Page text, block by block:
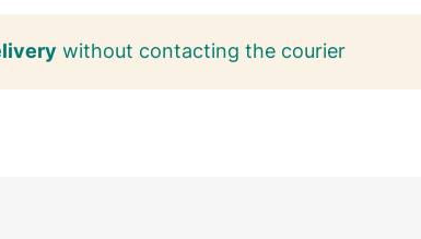
without contacting the courier